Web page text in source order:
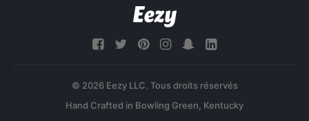
© 2026 Eezy LLC. Tous droits réservés